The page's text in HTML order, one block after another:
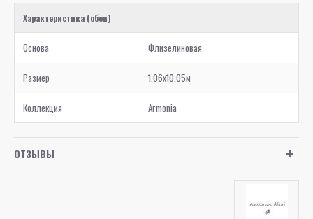
Характеристика (обои)
Основа Флизелиновая
Размер 1,06x10,05м
Коллекция Armonia
ОТЗЫВЫ